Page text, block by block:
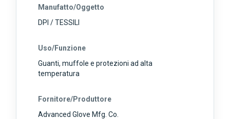
Manufatto/Oggetto
DPI / TESSILI
Uso/Funzione
Guanti, muffole e protezioni ad alta
temperatura
Fornitore/Produttore
Advanced Glove Mfg. Co.